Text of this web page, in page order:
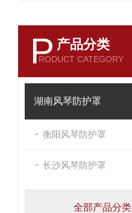
P 产品分类
RODUCT CATEGORY
湖南风琴防护罩
衡阳风琴防护罩
长沙风琴防护罩
全部产品分类